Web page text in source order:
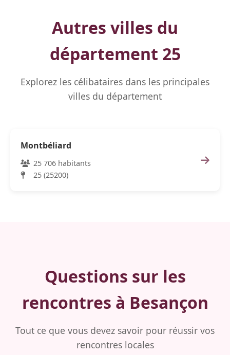
Autres villes du
département 25
Explorez les célibataires dans les principales
villes du département
Montbéliard
25 706 habitants
25 (25200)
Questions sur les
rencontres à Besançon
Tout ce que vous devez savoir pour réussir vos
rencontres locales